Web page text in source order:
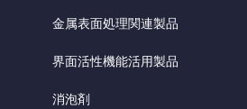
金属表面処理関連製品
界面活性機能活用製品
消泡剤